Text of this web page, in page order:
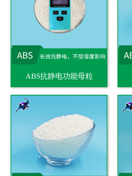
ABS抗静电功能母粒